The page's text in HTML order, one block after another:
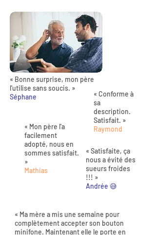
« Bonne surprise, mon père
l'utilise sans soucis. »
Séphane
« Mon père l'a
facilement
adopté, nous en
sommes satisfait.
»
Mathias
« Conforme à
sa
description.
Satisfait. »
Raymond
« Satisfaite, ça
nous a évité des
sueurs froides
!!! »
Andrée 😅
« Ma mère a mis une semaine pour
complètement accepter son bouton
minifone. Maintenant elle le porte en